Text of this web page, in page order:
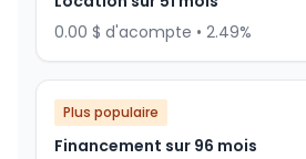
0.00 $ d'acompte • 2.49%
Plus populaire
Financement sur 96 mois